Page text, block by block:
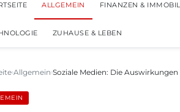
ALLGEMEIN FINANZEN &
ZUHAUSE & LEBEN
Allgemein Soziale Medien: Die